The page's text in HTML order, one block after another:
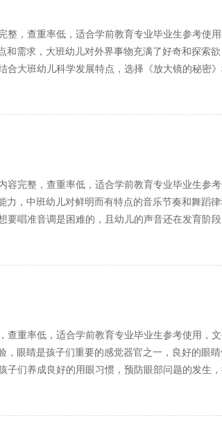
，查重率低，适合学前教育专业毕业生参考使用
需求，大班幼儿对外界事物充满了好奇和探索欲
大班幼儿科学发展特点，选择《放大镜的秘密
完整，查重率低，适合学前教育专业毕业生参
，中班幼儿对鲜明而有特点的音乐节奏和舞蹈
唱准音调是困难的，且幼儿的声音还在发育阶段
重率低，适合学前教育专业毕业生参考使用，
眼睛是孩子们重要的感觉器官之一，良好的眼
们养成良好的用眼习惯，预防眼部问题的发生